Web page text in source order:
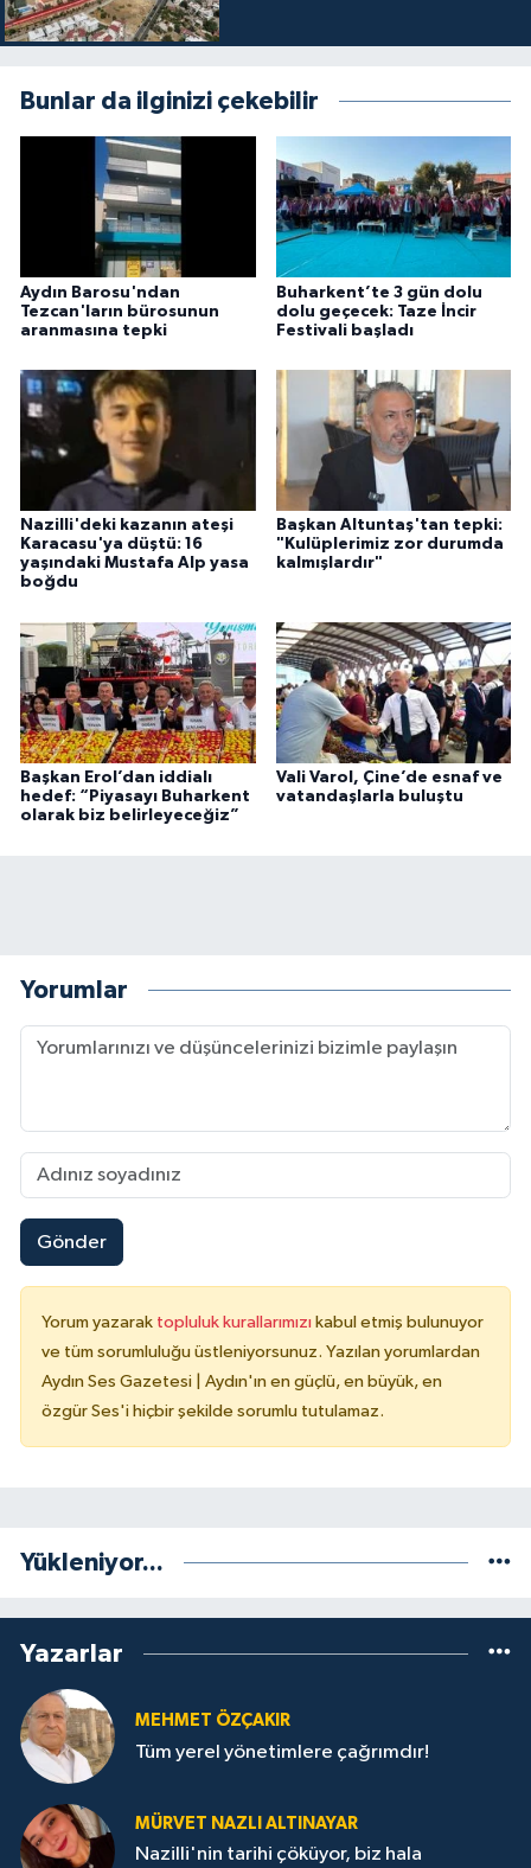
Bunlar da ilginizi çekebilir
Aydın Barosu'ndan
Tezcan'ların bürosunun
aranmasına tepki
Buharkent’te 3 gün dolu
dolu geçecek: Taze İncir
Festivali başladı
Nazilli'deki kazanın ateşi
Karacasu'ya düştü: 16
yaşındaki Mustafa Alp yasa
boğdu
Başkan Altuntaş'tan tepki:
"Kulüplerimiz zor durumda
kalmışlardır"
Başkan Erol’dan iddialı
hedef: “Piyasayı Buharkent
olarak biz belirleyeceğiz”
Vali Varol, Çine’de esnaf ve
vatandaşlarla buluştu
Yorumlar
Gönder
Yorum yazarak topluluk kurallarımızı kabul etmiş bulunuyor
ve tüm sorumluluğu üstleniyorsunuz. Yazılan yorumlardan
Aydın Ses Gazetesi | Aydın'ın en güçlü, en büyük, en
özgür Ses'i hiçbir şekilde sorumlu tutulamaz.
Yükleniyor...
Yazarlar
MEHMET ÖZÇAKIR
Tüm yerel yönetimlere çağrımdır!
MÜRVET NAZLI ALTINAYAR
Nazilli'nin tarihi çöküyor, biz hala